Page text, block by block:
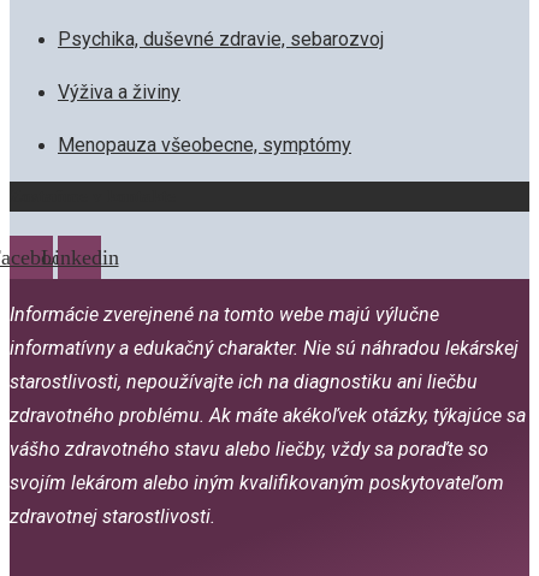
Psychika, duševné zdravie, sebarozvoj
Výživa a živiny
Menopauza všeobecne, symptómy
Linkedin
Informácie zverejnené na tomto webe majú výlučne
informatívny a edukačný charakter. Nie sú náhradou lekárskej
starostlivosti, nepoužívajte ich na diagnostiku ani liečbu
zdravotného problému. Ak máte akékoľvek otázky, týkajúce sa
vášho zdravotného stavu alebo liečby, vždy sa poraďte so
svojím lekárom alebo iným kvalifikovaným poskytovateľom
zdravotnej starostlivosti.